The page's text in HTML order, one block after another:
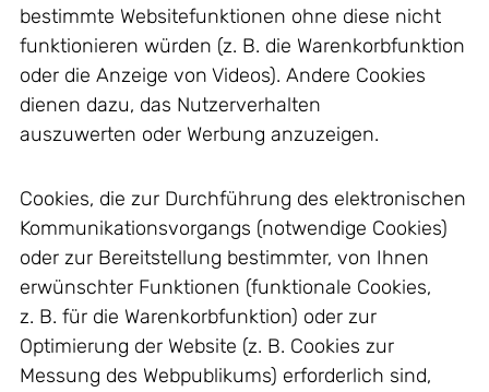
bestimmte Websitefunktionen ohne diese nicht
funktionieren würden (z. B. die Warenkorbfunktion
oder die Anzeige von Videos). Andere Cookies
dienen dazu, das Nutzerverhalten
auszuwerten oder Werbung anzuzeigen.
Cookies, die zur Durchführung des elektronischen
Kommunikationsvorgangs (notwendige Cookies)
oder zur Bereitstellung bestimmter, von Ihnen
erwünschter Funktionen (funktionale Cookies,
z. B. für die Warenkorbfunktion) oder zur
Optimierung der Website (z. B. Cookies zur
Messung des Webpublikums) erforderlich sind,